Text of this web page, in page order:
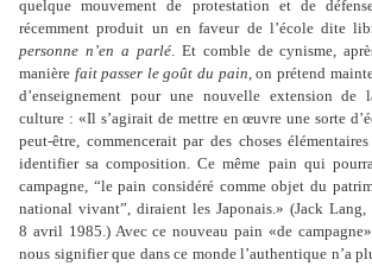
quelque mouvement de protestation et de
récemment produit un en faveur de l’école dite
personne n ’en a parlé. Et comble de cynisme,
manière fait passer le goût du pain, on prétend
d’enseignement pour une nouvelle extension de
culture : «Il s’agirait de mettre en œuvre une sorte
peut-être, commencerait par des choses
identifier sa composition. Ce même pain qui
campagne, “le pain considéré comme objet du
national vivant”, diraient les Japonais.» (Jack
8 avril 1985.) Avec ce nouveau pain «de
nous signifier que dans ce monde l’authentique n’a